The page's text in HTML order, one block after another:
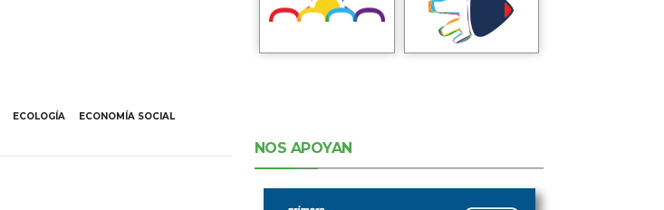
ECOLOGÍA
ECONOMÍA SOCIAL
NOS APOYAN